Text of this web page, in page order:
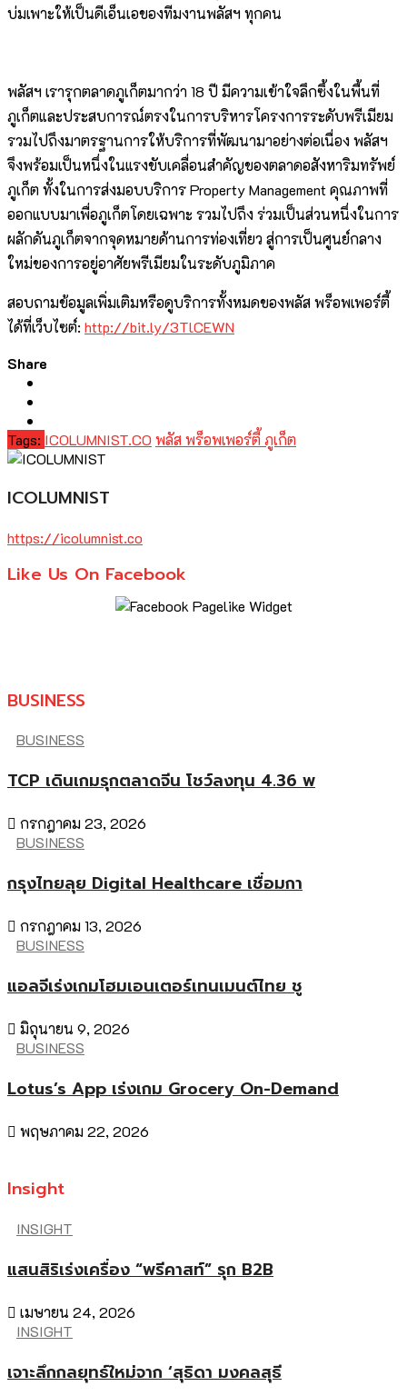
บ่มเพาะให้เป็นดีเอ็นเอของทีมงานพลัสฯ ทุกคน
พลัสฯ เรารุกตลาดภูเก็ตมากว่า 18 ปี มีความเข้าใจลึกซึ้งในพื้นที่
ภูเก็ตและประสบการณ์ตรงในการบริหารโครงการระดับพรีเมียม
รวมไปถึงมาตรฐานการให้บริการที่พัฒนามาอย่างต่อเนื่อง พลัสฯ
จึงพร้อมเป็นหนึ่งในแรงขับเคลื่อนสำคัญของตลาดอสังหาริมทรัพย์
ภูเก็ต ทั้งในการส่งมอบบริการ Property Management คุณภาพที่
ออกแบบมาเพื่อภูเก็ตโดยเฉพาะ รวมไปถึง ร่วมเป็นส่วนหนึ่งในการ
ผลักดันภูเก็ตจากจุดหมายด้านการท่องเที่ยว สู่การเป็นศูนย์กลาง
ใหม่ของการอยู่อาศัยพรีเมียมในระดับภูมิภาค
สอบถามข้อมูลเพิ่มเติมหรือดูบริการทั้งหมดของพลัส พร็อพเพอร์ตี้
ได้ที่เว็บไซต์: http://bit.ly/3TlCEWN
Share
Tags: ICOLUMNIST.CO พลัส พร็อพเพอร์ตี้ ภูเก็ต
ICOLUMNIST
https://icolumnist.co
Like Us On Facebook
BUSINESS
BUSINESS
TCP เดินเกมรุกตลาดจีน โชว์ลงทุน 4.36 พ
กรกฎาคม 23, 2026
BUSINESS
กรุงไทยลุย Digital Healthcare เชื่อมกา
กรกฎาคม 13, 2026
BUSINESS
แอลจีเร่งเกมโฮมเอนเตอร์เทนเมนต์ไทย ชู
มิถุนายน 9, 2026
BUSINESS
Lotus’s App เร่งเกม Grocery On-Demand
พฤษภาคม 22, 2026
Insight
INSIGHT
แสนสิริเร่งเครื่อง “พรีคาสท์” รุก B2B
เมษายน 24, 2026
INSIGHT
เจาะลึกกลยุทธ์ใหม่จาก ‘สุธิดา มงคลสุธี